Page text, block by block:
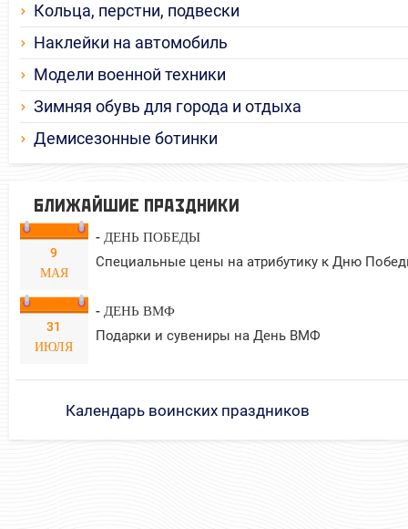
Кольца, перстни, подвески
Наклейки на автомобиль
Модели военной техники
Зимняя обувь для города и отдыха
Демисезонные ботинки
БЛИЖАЙШИЕ ПРАЗДНИКИ
9
МАЯ
- ДЕНЬ ПОБЕДЫ
Специальные цены на атрибутику к Дню
31
ИЮЛЯ
- ДЕНЬ ВМФ
Подарки и сувениры на День ВМФ
Календарь воинских праздников